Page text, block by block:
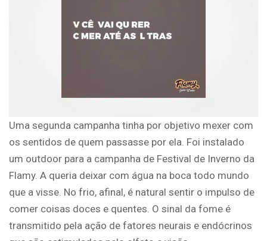
Uma segunda campanha tinha por objetivo mexer com
os sentidos de quem passasse por ela. Foi instalado
um outdoor para a campanha de Festival de Inverno da
Flamy. A queria deixar com água na boca todo mundo
que a visse. No frio, afinal, é natural sentir o impulso de
comer coisas doces e quentes. O sinal da fome é
transmitido pela ação de fatores neurais e endócrinos